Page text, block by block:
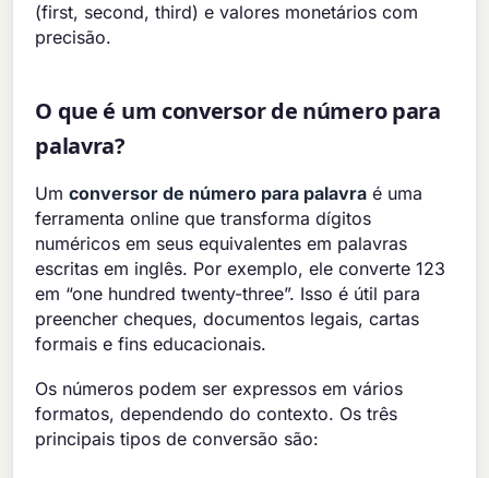
(first, second, third) e valores monetários com
precisão.
O que é um conversor de número para
palavra?
Umconversor de número para palavra é uma
ferramenta online que transforma dígitos
numéricos em seus equivalentes em palavras
escritas em inglês. Por exemplo, ele converte 123
em “one hundred twenty-three”. Isso é útil para
preencher cheques, documentos legais, cartas
formais e fins educacionais.
Os números podem ser expressos em vários
formatos, dependendo do contexto. Os três
principais tipos de conversão são: